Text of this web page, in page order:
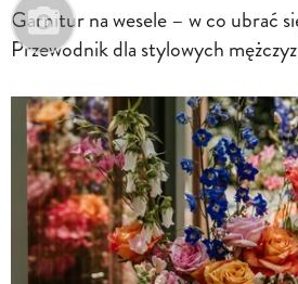
Garnitur na wesele – w co ubrać
Przewodnik dla stylowych